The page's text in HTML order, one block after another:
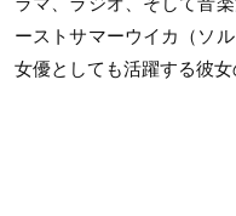
ーストサマーウイカ（ソ
女優としても活躍する彼